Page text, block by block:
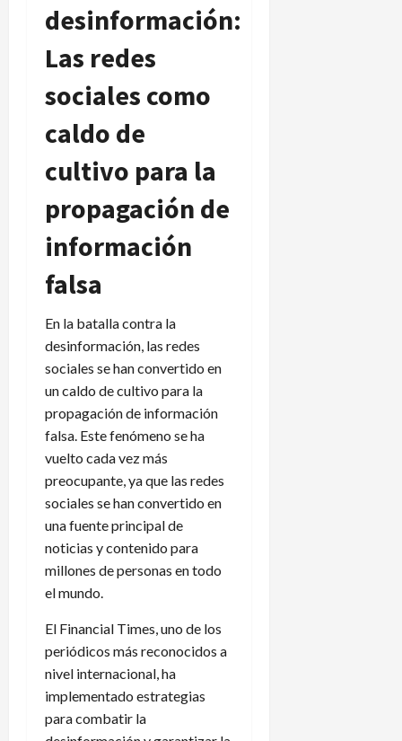
desinformación:
Las redes
sociales como
caldo de
cultivo para la
propagación de
información
falsa
En la batalla contra la
desinformación, las redes
sociales se han convertido en
un caldo de cultivo para la
propagación de información
falsa. Este fenómeno se ha
vuelto cada vez más
preocupante, ya que las redes
sociales se han convertido en
una fuente principal de
noticias y contenido para
millones de personas en todo
el mundo.
El Financial Times, uno de los
periódicos más reconocidos a
nivel internacional, ha
implementado estrategias
para combatir la